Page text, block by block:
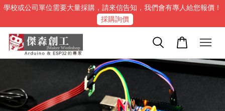
學校或公司單位需要大量採購，請來信告知，我們會有專人給您報價！
採購詢價